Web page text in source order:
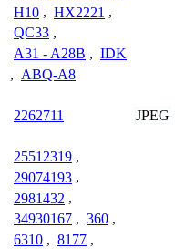
H10 , HX2221 ,
QC33 ,
A31 - A28B , IDK
, ABQ-A8
2262711 JPEG
25512319 ,
29074193 ,
2981432 ,
34930167 , 360 ,
6310 , 8177 ,